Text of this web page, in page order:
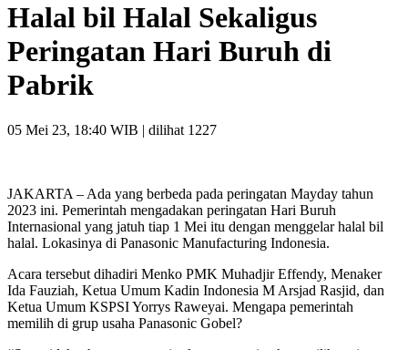
Halal bil Halal Sekaligus
Peringatan Hari Buruh di
Pabrik
05 Mei 23, 18:40 WIB | dilihat 1227
JAKARTA – Ada yang berbeda pada peringatan Mayday tahun
2023 ini. Pemerintah mengadakan peringatan Hari Buruh
Internasional yang jatuh tiap 1 Mei itu dengan menggelar halal bil
halal. Lokasinya di Panasonic Manufacturing Indonesia.
Acara tersebut dihadiri Menko PMK Muhadjir Effendy, Menaker
Ida Fauziah, Ketua Umum Kadin Indonesia M Arsjad Rasjid, dan
Ketua Umum KSPSI Yorrys Raweyai. Mengapa pemerintah
memilih di grup usaha Panasonic Gobel?